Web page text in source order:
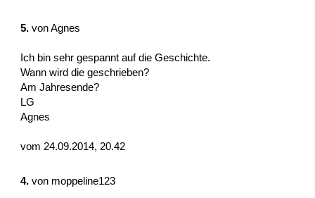
5. vonAgnes
Ich bin sehr gespannt auf die Geschichte.
Wann wird die geschrieben?
Am Jahresende?
LG
Agnes
vom 24.09.2014, 20.42
4. von moppeline123